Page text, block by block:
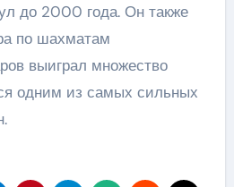
до 2000 года. Он также
по шахматам
выиграл множество
одним из самых сильных